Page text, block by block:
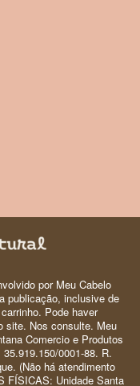
por Meu Cabelo
publicação, inclusive de
Pode haver
site. Nos consulte. Meu
Comercio e Produtos
0001-88. R.
(Não há atendimento
FÍSICAS: Unidade Santa